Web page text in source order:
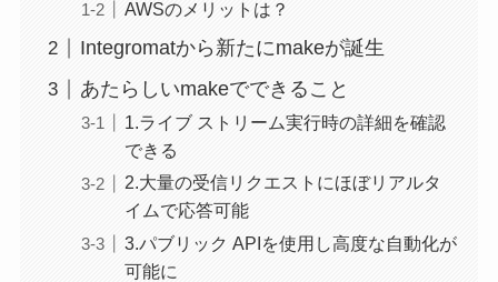
AWSのメリットは？
Integromatから新たにmakeが誕生
あたらしいmakeでできること
1.ライブ ストリーム実行時の詳細を確認
できる
2.大量の受信リクエストにほぼリアルタ
イムで応答可能
3.パブリック APIを使用し高度な自動化が
可能に